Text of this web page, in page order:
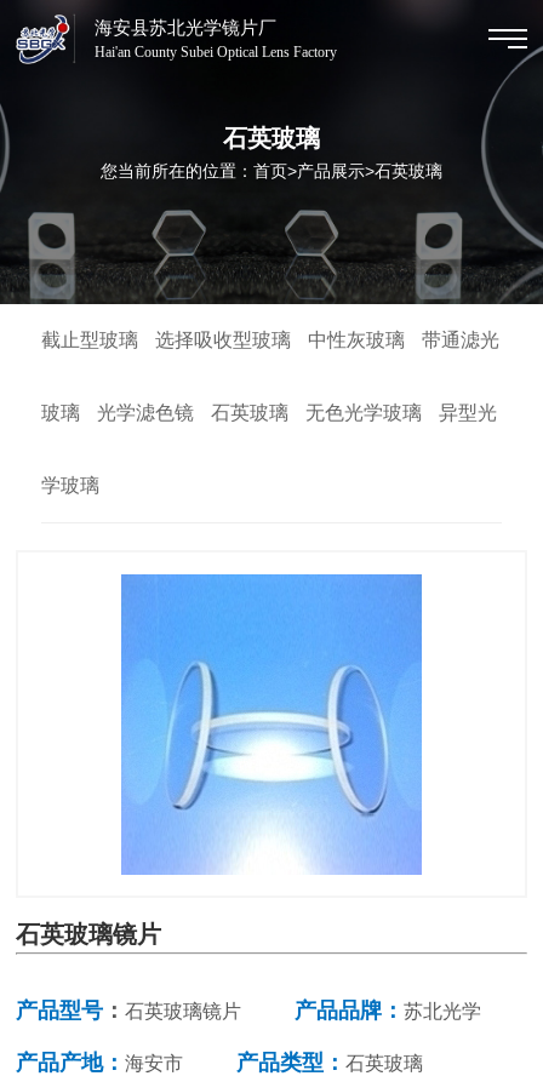
海安县苏北光学镜片厂
Hai'an County Subei Optical Lens Factory
石英玻璃
您当前所在的位置： 首页>产品展示>石英玻璃
截止型玻璃 选择吸收型玻璃 中性灰玻璃 带通滤光
玻璃 光学滤色镜 石英玻璃 无色光学玻璃 异型光
学玻璃
石英玻璃镜片
产品型号 ：石英玻璃镜片 产品品牌：苏北光学
产品产地：海安市 产品类型：石英玻璃